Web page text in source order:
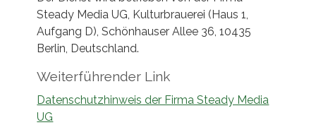
Steady Media UG, Kulturbrauerei (Haus 1,
Aufgang D), Schönhauser Allee 36, 10435
Berlin, Deutschland.
Weiterführender Link
Datenschutzhinweis der Firma Steady Media
UG